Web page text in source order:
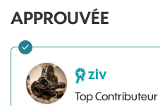
APPROUVÉE
ziv
Top Contributeur